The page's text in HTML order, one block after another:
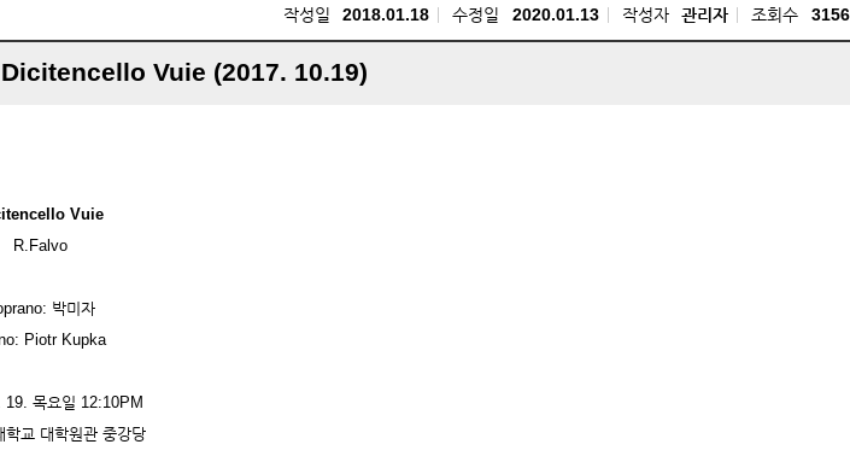
작성일 2018.01.18 수정일 2020.01.13 작성자 관리자 조회수 3156
Vuie (2017. 10.19)
Vuie
R.Falvo
박미자
Piotr Kupka
19. 목요일 12:10PM
학교 대학원관 중강당